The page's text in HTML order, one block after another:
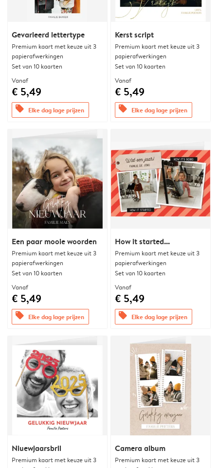
Gevarieerd lettertype
Premium kaart met keuze uit 3
papierafwerkingen
Set van 10 kaarten
Vanaf
€ 5,49
offers Elke dag lage prijzen
Kerst script
Premium kaart met keuze uit 3
papierafwerkingen
Set van 10 kaarten
Vanaf
€ 5,49
offers Elke dag lage prijzen
Een paar mooie woorden
Premium kaart met keuze uit 3
papierafwerkingen
Set van 10 kaarten
Vanaf
€ 5,49
offers Elke dag lage prijzen
How it started...
Premium kaart met keuze uit 3
papierafwerkingen
Set van 10 kaarten
Vanaf
€ 5,49
offers Elke dag lage prijzen
Niuewjaarsbril
Premium kaart met keuze uit 3
Camera album
Premium kaart met keuze uit 3